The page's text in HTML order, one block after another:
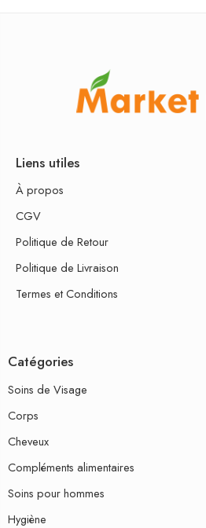
Liens utiles
À propos
CGV
Politique de Retour
Politique de Livraison
Termes et Conditions
Catégories
Soins de Visage
Corps
Cheveux
Compléments alimentaires
Soins pour hommes
Hygiène